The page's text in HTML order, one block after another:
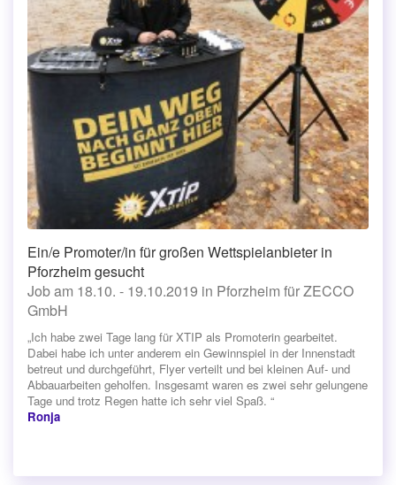
Ein/e Promoter/in für großen Wettspielanbieter in
Pforzheim gesucht
Job am 18.10. - 19.10.2019 in Pforzheim für ZECCO
GmbH
„Ich habe zwei Tage lang für XTIP als Promoterin gearbeitet.
Dabei habe ich unter anderem ein Gewinnspiel in der Innenstadt
betreut und durchgeführt, Flyer verteilt und bei kleinen Auf- und
Abbauarbeiten geholfen. Insgesamt waren es zwei sehr gelungene
Tage und trotz Regen hatte ich sehr viel Spaß. “
Ronja